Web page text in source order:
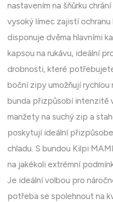
nastavením na šňůrku
vysoký límec zajistí ochranu
disponuje dvěma hlavními
kapsou na rukávu, ideální
drobnosti, které
boční zipy umožňují
bunda přizpůsobí intenzitě
manžety na suchý zip a
poskytují ideální
chladu. S bundou Kilpi
na jakékoli extrémní
Je ideální volbou pro
potřeba se spolehnout na